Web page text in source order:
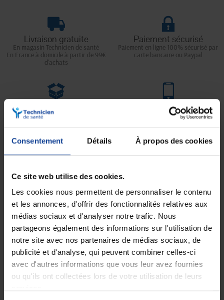
Consentement Détails À propos des cookies
Ce site web utilise des cookies.
Les cookies nous permettent de personnaliser le contenu
et les annonces, d'offrir des fonctionnalités relatives aux
médias sociaux et d'analyser notre trafic. Nous
partageons également des informations sur l'utilisation de
notre site avec nos partenaires de médias sociaux, de
publicité et d'analyse, qui peuvent combiner celles-ci
avec d'autres informations que vous leur avez fournies
ou qu'ils ont collectées lors de votre utilisation de leurs
Livraison gratuite
En magasin Technicien de santé
En France à domicile à partir de 99€
d'achats
Paiement sécurisé
Paiement en ligne 100% sécurisé par
carte bancaire ou Paypal
soignée et discrète
Service client
Lundi au jeudi : 9h à 12h30 - 13h30 à
Le vendredi jusqu'à 17h
absorption complète, idéale en cas de fuites accidentelles
modérées à importantes.Que ce soit pour protéger un lit, un
imperméable empêche l’humidité d’atteindre la surface.
Grâce à son noyau absorbant stable, les liquides sont rapidement
capturés et répartis de manière uniforme, garantissant ainsi une
surface plus sèche et confortable. Conçue avec unvoile de surface
douxettestée dermatologiquement,cette protection de lit est
disponible en plusieurs tailles pour s’adapter aux différents besoins.
Elle assure un confort optimal, que la personne soit assise ou
allongée.